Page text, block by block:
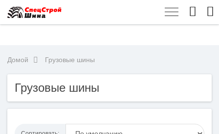
Домой Грузовые шины
Грузовые шины